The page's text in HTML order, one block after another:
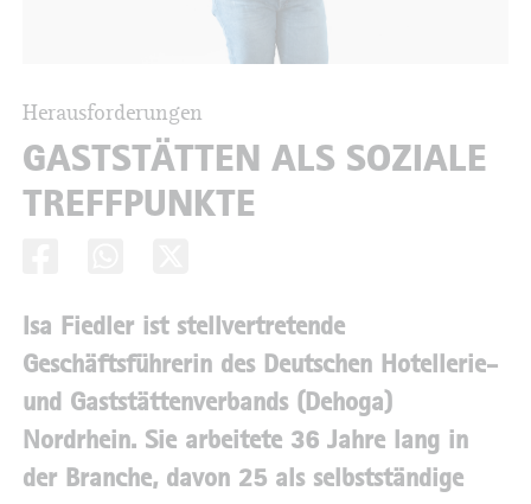
Herausforderungen
GASTSTÄTTEN ALS SOZIALE
TREFFPUNKTE
Isa Fiedler ist stellvertretende
Geschäftsführerin des Deutschen Hotellerie-
und Gaststättenverbands (Dehoga)
Nordrhein. Sie arbeitete 36 Jahre lang in
der Branche, davon 25 als selbstständige